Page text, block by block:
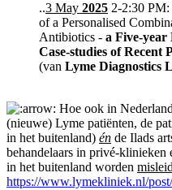
..3 May 2025 2-2:30 PM:
of a Personalised
Antibiotics - a Five-year
Case-studies of Recent
(van Lyme Diagnostics
Hoe ook in
(nieuwe) Lyme patiënten, de
in het buitenland) én de Ilads
behandelaars in privé-klinieken
in het buitenland worden misleid
https://www.lymekliniek.nl/